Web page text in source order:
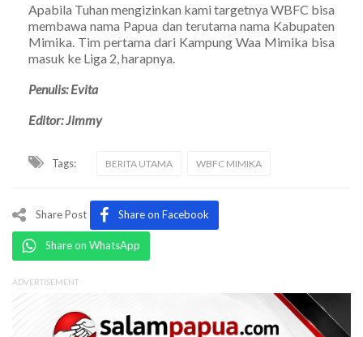
Apabila Tuhan mengizinkan kami targetnya WBFC bisa
membawa nama Papua dan terutama nama Kabupaten
Mimika. Tim pertama dari Kampung Waa Mimika bisa
masuk ke Liga 2, harapnya.
Penulis: Evita
Editor: Jimmy
Tags: BERITA UTAMA WBFC MIMIKA
Share Post Share on Facebook
Share on WhatsApp
ADVERTISEMENT